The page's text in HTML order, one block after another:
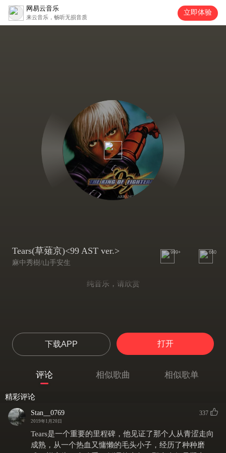
网易云音乐
来云音乐，畅听无损音质
立即体验
Tears(草薙京)<99 AST ver.>
麻中秀樹/山手安生
999+ 660
纯音乐，请欣赏
下载APP 打开
评论 相似歌曲 相似歌单
精彩评论
Stan__0769
2019年1月20日
337
Tears是一个重要的里程碑，他见证了那个人从青涩走向
成熟，从一个热血又慵懒的毛头小子，经历了种种磨